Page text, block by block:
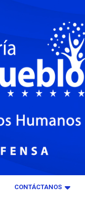
CONTÁCTANOS